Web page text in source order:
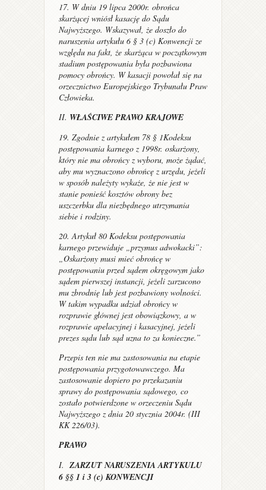
17. W dniu 19 lipca 2000r. obrońca
skarżącej wniósł kasację do Sądu
Najwyższego. Wskazywał, że doszło do
naruszenia artykułu 6 § 3 (c) Konwencji ze
względu na fakt, że skarżąca w początkowym
stadium postępowania była pozbawiona
pomocy obrońcy. W kasacji powołał się na
orzecznictwo Europejskiego Trybunału Praw
Człowieka.
II. WŁAŚCIWE PRAWO KRAJOWE
19. Zgodnie z artykułem 78 § 1Kodeksu
postępowania karnego z 1998r. oskarżony,
który nie ma obrońcy z wyboru, może żądać,
aby mu wyznaczono obrońcę z urzędu, jeżeli
w sposób należyty wykaże, że nie jest w
stanie ponieść kosztów obrony bez
uszczerbku dla niezbędnego utrzymania
siebie i rodziny.
20. Artykuł 80 Kodeksu postępowania
karnego przewiduje „przymus adwokacki”:
„Oskarżony musi mieć obrońcę w
postępowaniu przed sądem okręgowym jako
sądem pierwszej instancji, jeżeli zarzucono
mu zbrodnię lub jest pozbawiony wolności.
W takim wypadku udział obrońcy w
rozprawie głównej jest obowiązkowy, a w
rozprawie apelacyjnej i kasacyjnej, jeżeli
prezes sądu lub sąd uzna to za konieczne.”
Przepis ten nie ma zastosowania na etapie
postępowania przygotowawczego. Ma
zastosowanie dopiero po przekazaniu
sprawy do postępowania sądowego, co
zostało potwierdzone w orzeczeniu Sądu
Najwyższego z dnia 20 stycznia 2004r. (III
KK 226/03).
PRAWO
I. ZARZUT NARUSZENIA ARTYKULU
6 §§ 1 i 3 (c) KONWENCJI